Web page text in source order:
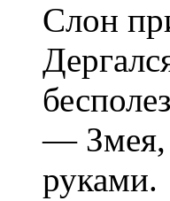
Слон
— Змея,
руками.